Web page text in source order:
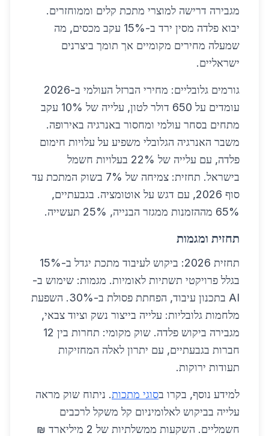
מגבירה דרישה למוצרי מתכת קלים וממוחזרים.
יבוא פלדה מסין ירד ב-15% עקב מכסים, מה
שמעלה מחירים מקומיים אך תומך ביצרנים
ישראליים.
גורמים גלובליים: מחירי הברזל העולמי ב-2026
עומדים על 650 דולר לטון, עלייה של 10% עקב
מתחים בסחר עולמי ומחסור באנרגיה באירופה.
משבר האנרגיה הגלובלי משפיע על עלויות חימום
פלדה, עם עלייה של 22% בעלויות חשמל
בישראל. תחזית: צמיחה של 7% בשוק המתכת עד
סוף 2026, עם דגש על אוטומציה. בגבעתיים,
65% מההזמנות ממגזר הבנייה, 25% תעשייה.
תחזית ומגמות
תחזית 2026: ביקוש לעיבוד מתכת יגדל ב-15%
בגלל פרויקטי תשתיות לאומיות. מגמות: שימוש ב-
AI בתכנון עיבוד, הפחתת פסולת ב-30%. השפעת
מלחמות גלובליות: עלייה בייצור נשק וציוד צבאי,
מגבירה ביקוש פלדה. שוק מקומי: תחרות בין 12
חברות בגבעתיים, עם יתרון לאלה המחזיקות
תעודות ירוקות.
למידע נוסף, בקרו בסוגי מתכות. ניתוח שוק מראה
עלייה בביקוש לאלומיניום קל משקל לרכבים
חשמליים. השקעות ממשלתיות של 2 מיליארד ₪